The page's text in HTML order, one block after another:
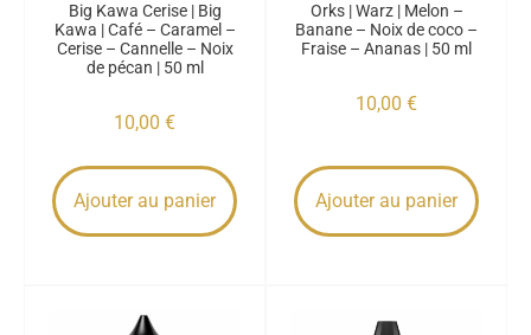
Big Kawa Cerise | Big
Kawa | Café – Caramel –
Cerise – Cannelle – Noix
de pécan | 50 ml
10,00 €
Ajouter au panier
Orks | Warz | Melon –
Banane – Noix de coco –
Fraise – Ananas | 50 ml
10,00 €
Ajouter au panier